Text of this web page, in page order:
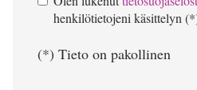
henkilötietojeni käsittelyn
(*) Tieto on pakollinen